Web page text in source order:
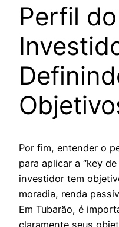
Perfil do
Por fim, entender o
para aplicar a “key
investidor tem
moradia, renda
Em Tubarão, é